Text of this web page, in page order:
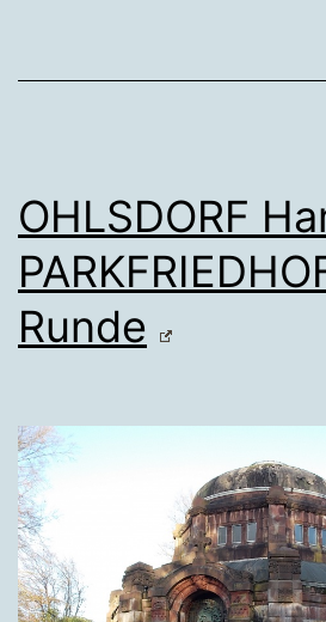
OHLSDORF
Runde